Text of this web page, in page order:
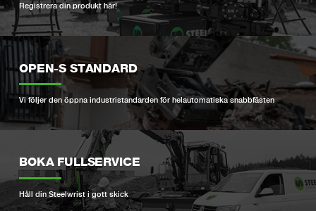
Registrera din produkt här!
OPEN-S STANDARD
Vi följer den öppna industristandarden för helautomatiska snabbfästen
BOKA FULLSERVICE
Håll din Steelwrist i gott skick